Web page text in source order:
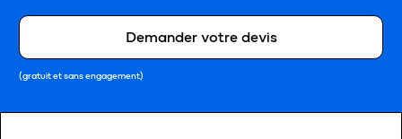
Demander votre devis
(gratuit et sans engagement)